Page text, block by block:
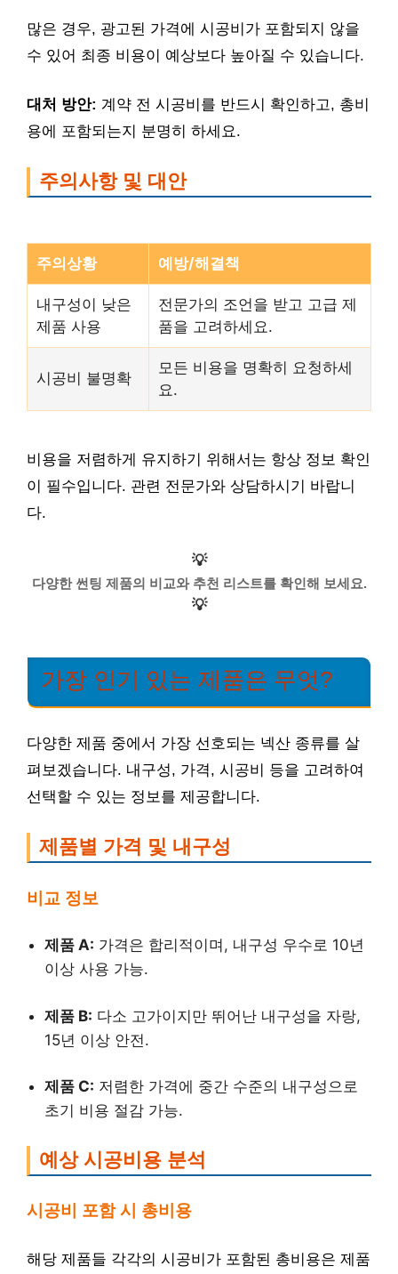
많은 경우, 광고된 가격에 시공비가 포함되지 않을
수 있어 최종 비용이 예상보다 높아질 수 있습니다.
대처 방안: 계약 전 시공비를 반드시 확인하고, 총비
용에 포함되는지 분명히 하세요.
주의사항 및 대안
주의상황 예방/해결책
내구성이 낮은
제품 사용
전문가의 조언을 받고 고급 제
품을 고려하세요.
시공비 불명확
모든 비용을 명확히 요청하세
요.
비용을 저렴하게 유지하기 위해서는 항상 정보 확인
이 필수입니다. 관련 전문가와 상담하시기 바랍니
다.
💡
다양한 썬팅 제품의 비교와 추천 리스트를 확인해 보세요.
💡
가장 인기 있는 제품은 무엇?
다양한 제품 중에서 가장 선호되는 넥산 종류를 살
펴보겠습니다. 내구성, 가격, 시공비 등을 고려하여
선택할 수 있는 정보를 제공합니다.
제품별 가격 및 내구성
비교 정보
제품 A: 가격은 합리적이며, 내구성 우수로 10년
이상 사용 가능.
제품 B: 다소 고가이지만 뛰어난 내구성을 자랑,
15년 이상 안전.
제품 C: 저렴한 가격에 중간 수준의 내구성으로
초기 비용 절감 가능.
예상 시공비용 분석
시공비 포함 시 총비용
해당 제품들 각각의 시공비가 포함된 총비용은 제품